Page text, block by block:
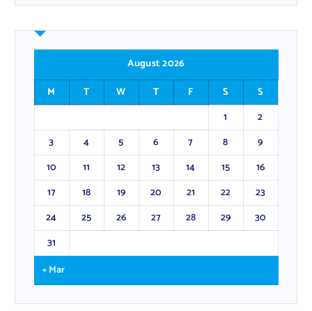
August 2026
M
T W T F S
S
1
2
3
4 5 6 7 8
9
10
11 12 13 14 15
16
17
18 19 20 21 22
23
24
25 26 27 28 29
30
31
« Mar